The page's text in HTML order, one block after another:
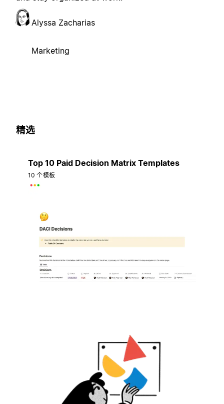
Alyssa Zacharias
Marketing
精选
Top 10 Paid Decision Matrix Templates
10 个模板